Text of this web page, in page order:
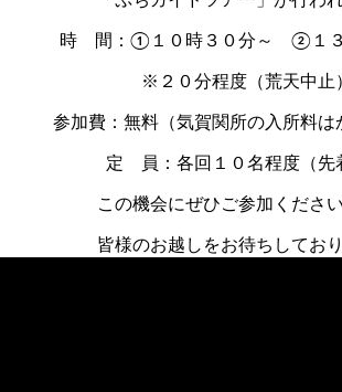
時 間：①１０時３０分～ ②１３
※２０分程度（荒天中止
参加費：無料（気賀関所の入所料は
定 員：各回１０名程度（先
この機会にぜひご参加ください
皆様のお越しをお待ちしており